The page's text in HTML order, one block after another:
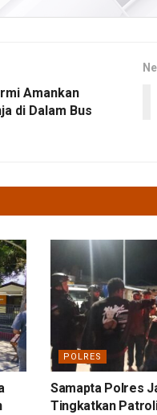
Amankan
di Dalam Bus
POLRES
Samapta Polres
Tingkatkan